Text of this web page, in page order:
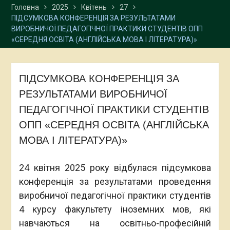
Головна 2025 Квітень
27
ПІДСУМКОВА КОНФЕРЕНЦІЯ ЗА РЕЗУЛЬТАТАМИ
ВИРОБНИЧОЇ ПЕДАГОГІЧНОЇ ПРАКТИКИ СТУДЕНТІВ ОПП
«СЕРЕДНЯ ОСВІТА (АНГЛІЙСЬКА МОВА І ЛІТЕРАТУРА)»
ПІДСУМКОВА КОНФЕРЕНЦІЯ ЗА
РЕЗУЛЬТАТАМИ ВИРОБНИЧОЇ
ПЕДАГОГІЧНОЇ ПРАКТИКИ СТУДЕНТІВ
ОПП «СЕРЕДНЯ ОСВІТА (АНГЛІЙСЬКА
МОВА І ЛІТЕРАТУРА)»
24 квітня 2025 року відбулася підсумкова
конференція за результатами проведення
виробничої педагогічної практики студентів
4 курсу факультету іноземних мов, які
навчаються на освітньо-професійній